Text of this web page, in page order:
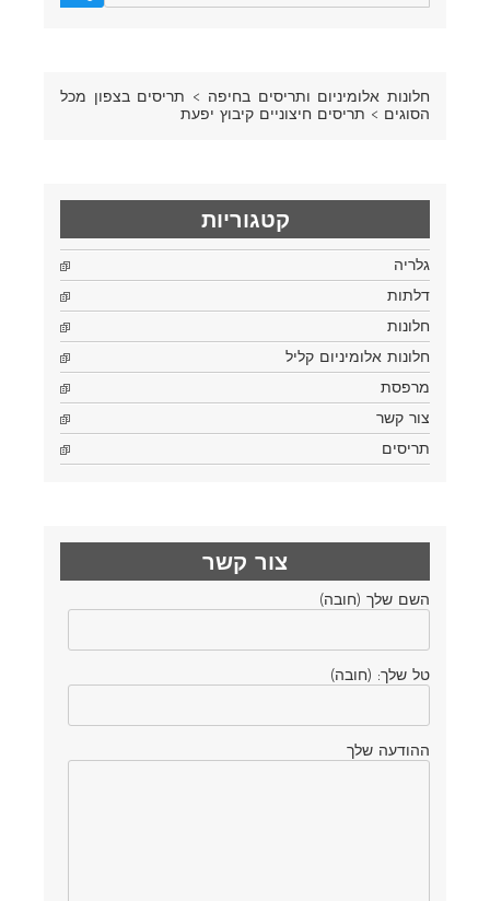
חלונות אלומיניום ותריסים בחיפה > תריסים בצפון מכל
הסוגים > תריסים חיצוניים קיבוץ יפעת
קטגוריות
גלריה
דלתות
חלונות
חלונות אלומיניום קליל
מרפסת
צור קשר
תריסים
צור קשר
השם שלך (חובה)
טל שלך: (חובה)
ההודעה שלך